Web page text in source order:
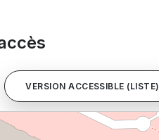
VERSION ACCESSIBLE (LISTE)